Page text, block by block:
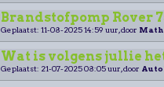
Brandstofpomp Rover
Geplaatst: 11-08-2025 14:59 uur, door Math
Wat is volgens jullie
Geplaatst: 21-07-2025 08:05 uur, door